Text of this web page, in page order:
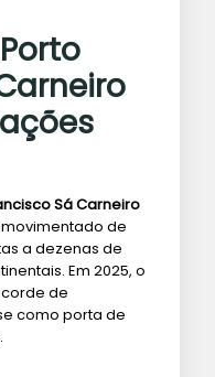
Sá Carneiro
de
a dezenas de
Em 2025, o
de
como porta de